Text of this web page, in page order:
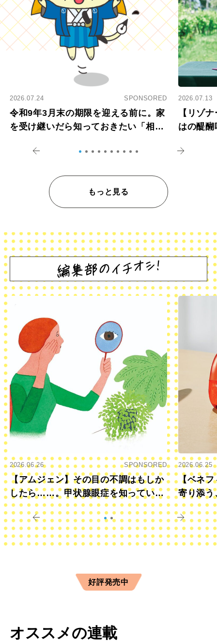
2026.07.24 SPONSORED
令和9年3月末の期限を迎える前に。家
を受け継いだら知っておきたい「相続
2026.07.13
【リゾ
はの醍
もっと見る
2026.06.26 SPONSORED
【アムジェン】その目の不調はもしか
したら……。甲状腺眼症を知っていま
すか？
2026.06.25
【ベネフ
寄り添う
きに
好評発売中
オススメの連載